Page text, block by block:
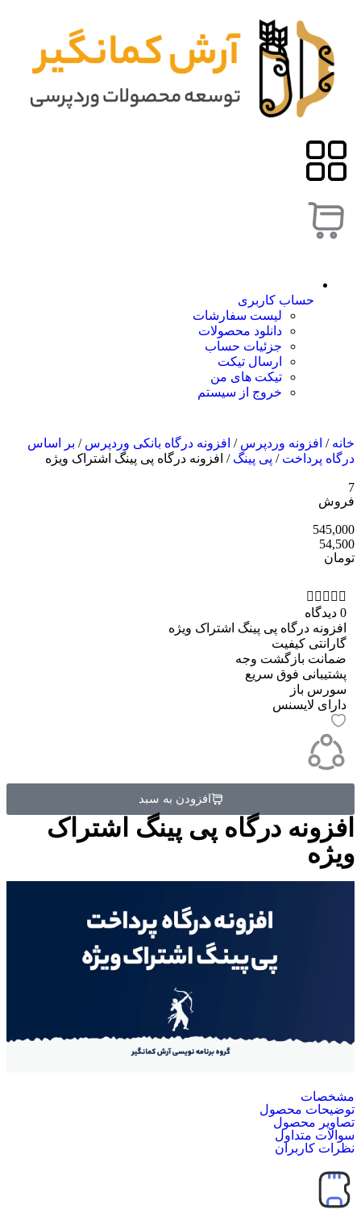
حساب کاربری
لیست سفارشات
دانلود محصولات
جزئیات حساب
ارسال تیکت
تیکت های من
خروج از سیستم
خانه / افزونه وردپرس / افزونه درگاه بانکی وردپرس / بر اساس
درگاه پرداخت / پی پینگ / افزونه درگاه پی پینگ اشتراک ویژه
7
فروش
545,000
54,500
تومان
    
0 دیدگاه
افزونه درگاه پی پینگ اشتراک ویژه
گارانتی کیفیت
ضمانت بازگشت وجه
پشتیبانی فوق سریع
سورس باز
دارای لایسنس
افزودن به سبد
افزونه درگاه پی پینگ اشتراک
ویژه
مشخصات
توضیحات محصول
تصاویر محصول
سوالات متداول
نظرات کاربران